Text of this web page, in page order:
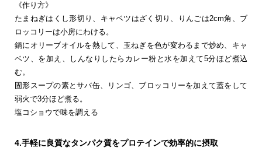
《作り方》
たまねぎはくし形切り、キャベツはざく切り、りんごは2cm角、ブ
ロッコリーは小房にわける。
鍋にオリーブオイルを熱して、玉ねぎを色が変わるまで炒め、キャ
ベツ、を加え、しんなりしたらカレー粉と水を加えて5分ほど煮込
む。
固形スープの素とサバ缶、リンゴ、ブロッコリーを加えて蓋をして
弱火で3分ほど煮る。
塩コショウで味を調える
4.手軽に良質なタンパク質をプロテインで効率的に摂取